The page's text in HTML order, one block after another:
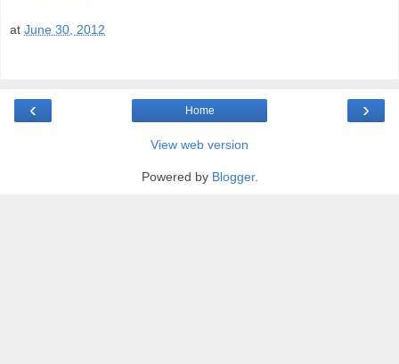
at June 30, 2012
‹ ›
Home
View web version
Powered by Blogger.